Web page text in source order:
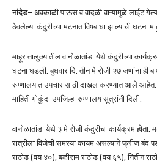
नांदेड– अवकाळी पाऊस व वादळी वाऱ्यामुळे लाईट
ठेवलेल्या कंदुरीच्या मटनात विषबाधा झाल्याची घटना
माहूर तालुक्यातील वानोळातांडा येथे कंदुरीच्या
घटना घडली. बुधवार दि. तीन मे रोजी २७ जणांना ही
रुग्णालयात उपचारासाठी दाखल करण्यात आले आहेत.
माहिती गोकुंदा उपजिल्हा रुग्णालय सूत्रांनी दिली.
वानोळातांडा येथे ३ मे रोजी कंदुरीचा कार्यक्रम
रात्रीला विजेची समस्या कायम असल्याने फ्रीज बंद
राठोड (वय ४०), बळीराम राठोड (वय ६५), नितीन